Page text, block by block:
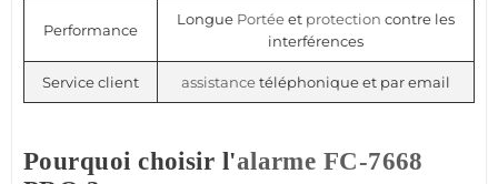
Performance
Longue Portéeet protection contre les
interférences
Service client assistancetéléphonique et par email
Pourquoi choisir l'alarme FC-7668